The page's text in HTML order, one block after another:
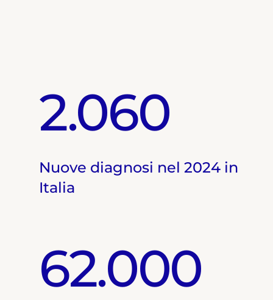
2.060
Nuove diagnosi nel 2024 in
Italia
62.000